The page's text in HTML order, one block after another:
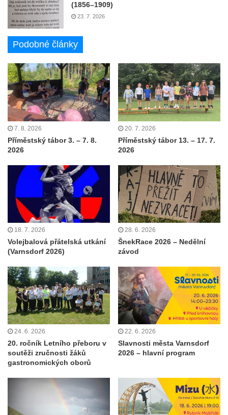
(1856–1909)
23. 7. 2026
Podobné články
7. 8. 2026
Příměstský tábor 3. – 7. 8.
2026
20. 7. 2026
Příměstský tábor 13. – 17. 7.
2026
18. 7. 2026
Volejbalová přátelská utkání
(Varnsdorf 2026)
28. 6. 2026
ŠnekRace 2026 – Nedělní
závod
24. 6. 2026
20. ročník Letního přeboru v
soutěži zručnosti žáků
gastronomických oborů
22. 6. 2026
Slavnosti města Varnsdorf
2026 – hlavní program